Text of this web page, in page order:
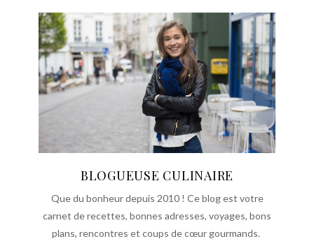
BLOGUEUSE CULINAIRE
Que du bonheur depuis 2010 ! Ce blog est votre
carnet de recettes, bonnes adresses, voyages, bons
plans, rencontres et coups de cœur gourmands.